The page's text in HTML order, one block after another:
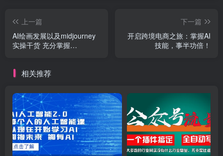
上一篇
AI绘画发展以及midjourney
实操干货 充分掌握
下一篇
开启跨境电商之旅：掌握AI
技能，事半功倍！
相关推荐